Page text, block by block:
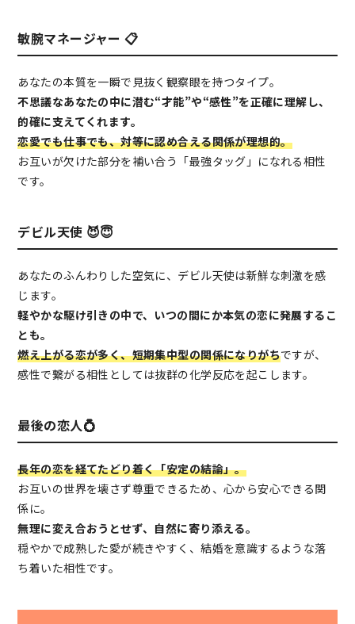
敏腕マネージャー 📋
あなたの本質を一瞬で見抜く観察眼を持つタイプ。
不思議なあなたの中に潜む“才能”や“感性”を正確に理解し、
的確に支えてくれます。
恋愛でも仕事でも、対等に認め合える関係が理想的。
お互いが欠けた部分を補い合う「最強タッグ」になれる相性
です。
デビル天使 😈😇
あなたのふんわりした空気に、デビル天使は新鮮な刺激を感
じます。
軽やかな駆け引きの中で、いつの間にか本気の恋に発展するこ
とも。
燃え上がる恋が多く、短期集中型の関係になりがちですが、
感性で繋がる相性としては抜群の化学反応を起こします。
最後の恋人💍
長年の恋を経てたどり着く「安定の結論」。
お互いの世界を壊さず尊重できるため、心から安心できる関
係に。
無理に変え合おうとせず、自然に寄り添える。
穏やかで成熟した愛が続きやすく、結婚を意識するような落
ち着いた相性です。